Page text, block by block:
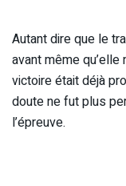
Autant dire que le
avant même
victoire était déjà
doute ne fut plus
l’épreuve.